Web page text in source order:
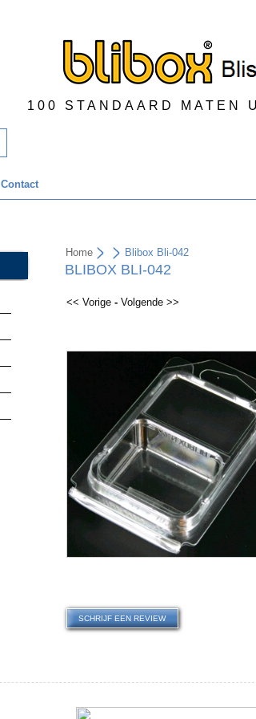
100 STANDAARD MATEN
Contact
Home Blibox Bli-042
BLIBOX BLI-042
<< Vorige- Volgende >>